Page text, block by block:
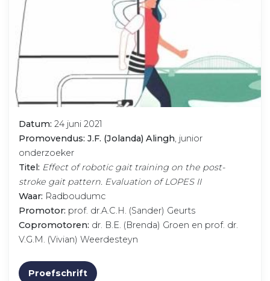
Datum: 24 juni 2021
Promovendus: J.F. (Jolanda) Alingh, junior
onderzoeker
Titel: Effect of robotic gait training on the post-
stroke gait pattern. Evaluation of LOPES II
Waar: Radboudumc
Promotor: prof. dr.A.C.H. (Sander) Geurts
Copromotoren: dr. B.E. (Brenda) Groen en prof. dr.
V.G.M. (Vivian) Weerdesteyn
Proefschrift